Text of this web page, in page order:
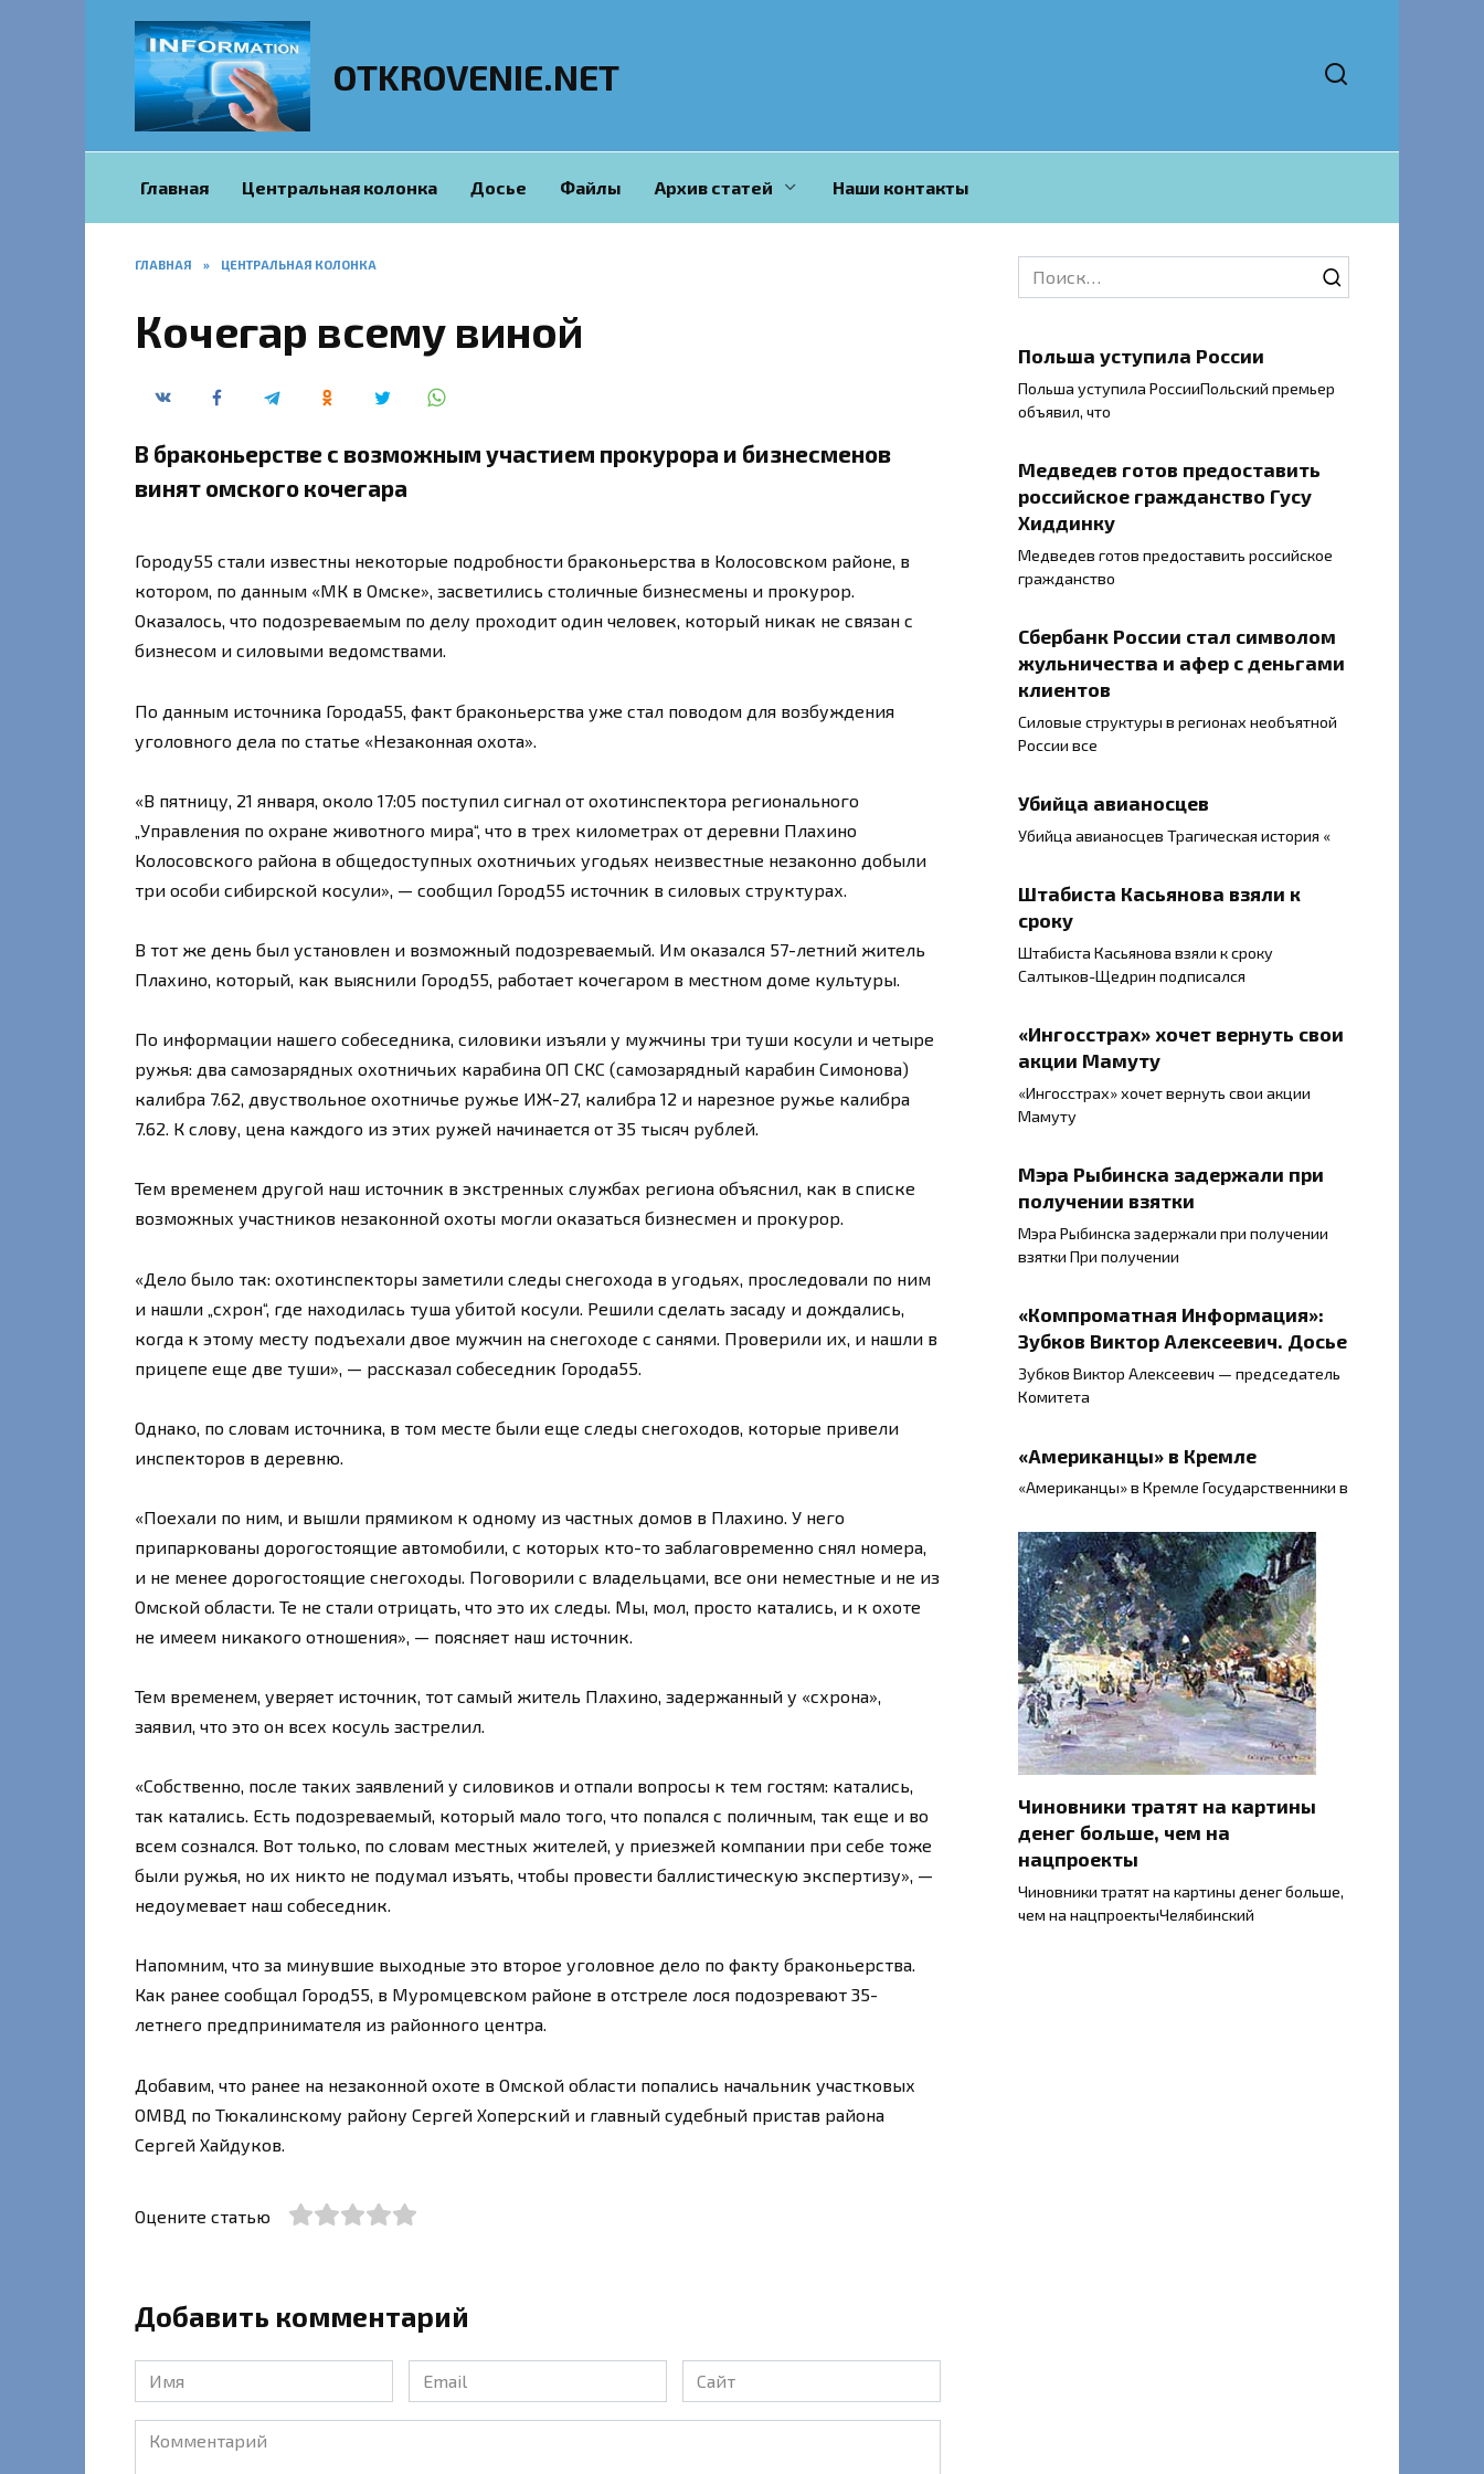
OTKROVENIE.NET
Главная Центральная колонка Досье Файлы Архив статей Наши контакты
ГЛАВНАЯ » ЦЕНТРАЛЬНАЯ КОЛОНКА
Кочегар всему виной
В браконьерстве с возможным участием прокурора и бизнесменов
винят омского кочегара
Городу55 стали известны некоторые подробности браконьерства в Колосовском районе, в
котором, по данным «МК в Омске», засветились столичные бизнесмены и прокурор.
Оказалось, что подозреваемым по делу проходит один человек, который никак не связан с
бизнесом и силовыми ведомствами.
По данным источника Города55, факт браконьерства уже стал поводом для возбуждения
уголовного дела по статье «Незаконная охота».
«В пятницу, 21 января, около 17:05 поступил сигнал от охотинспектора регионального
„Управления по охране животного мира“, что в трех километрах от деревни Плахино
Колосовского района в общедоступных охотничьих угодьях неизвестные незаконно добыли
три особи сибирской косули», — сообщил Город55 источник в силовых структурах.
В тот же день был установлен и возможный подозреваемый. Им оказался 57-летний житель
Плахино, который, как выяснили Город55, работает кочегаром в местном доме культуры.
По информации нашего собеседника, силовики изъяли у мужчины три туши косули и четыре
ружья: два самозарядных охотничьих карабина ОП СКС (самозарядный карабин Симонова)
калибра 7.62, двуствольное охотничье ружье ИЖ-27, калибра 12 и нарезное ружье калибра
7.62. К слову, цена каждого из этих ружей начинается от 35 тысяч рублей.
Тем временем другой наш источник в экстренных службах региона объяснил, как в списке
возможных участников незаконной охоты могли оказаться бизнесмен и прокурор.
«Дело было так: охотинспекторы заметили следы снегохода в угодьях, проследовали по ним
и нашли „схрон“, где находилась туша убитой косули. Решили сделать засаду и дождались,
когда к этому месту подъехали двое мужчин на снегоходе с санями. Проверили их, и нашли в
прицепе еще две туши», — рассказал собеседник Города55.
Однако, по словам источника, в том месте были еще следы снегоходов, которые привели
инспекторов в деревню.
«Поехали по ним, и вышли прямиком к одному из частных домов в Плахино. У него
припаркованы дорогостоящие автомобили, с которых кто-то заблаговременно снял номера,
и не менее дорогостоящие снегоходы. Поговорили с владельцами, все они неместные и не из
Омской области. Те не стали отрицать, что это их следы. Мы, мол, просто катались, и к охоте
не имеем никакого отношения», — поясняет наш источник.
Тем временем, уверяет источник, тот самый житель Плахино, задержанный у «схрона»,
заявил, что это он всех косуль застрелил.
«Собственно, после таких заявлений у силовиков и отпали вопросы к тем гостям: катались,
так катались. Есть подозреваемый, который мало того, что попался с поличным, так еще и во
всем сознался. Вот только, по словам местных жителей, у приезжей компании при себе тоже
были ружья, но их никто не подумал изъять, чтобы провести баллистическую экспертизу», —
недоумевает наш собеседник.
Напомним, что за минувшие выходные это второе уголовное дело по факту браконьерства.
Как ранее сообщал Город55, в Муромцевском районе в отстреле лося подозревают 35-
летнего предпринимателя из районного центра.
Добавим, что ранее на незаконной охоте в Омской области попались начальник участковых
ОМВД по Тюкалинскому району Сергей Хоперский и главный судебный пристав района
Сергей Хайдуков.
Оцените статью
Добавить комментарий
Имя
*
Email
*
Сайт
Комментарий
Search
for:
Польша уступила России
Польша уступила РоссииПольский премьер
объявил, что
Медведев готов предоставить
российское гражданство Гусу
Хиддинку
Медведев готов предоставить российское
гражданство
Сбербанк России стал символом
жульничества и афер с деньгами
клиентов
Силовые структуры в регионах необъятной
России все
Убийца авианосцев
Убийца авианосцев Трагическая история «
Штабиста Касьянова взяли к
сроку
Штабиста Касьянова взяли к сроку
Салтыков-Щедрин подписался
«Ингосстрах» хочет вернуть свои
акции Мамуту
«Ингосстрах» хочет вернуть свои акции
Мамуту
Мэра Рыбинска задержали при
получении взятки
Мэра Рыбинска задержали при получении
взятки При получении
«Компроматная Информация»:
Зубков Виктор Алексеевич. Досье
Зубков Виктор Алексеевич — председатель
Комитета
«Американцы» в Кремле
«Американцы» в Кремле Государственники в
Чиновники тратят на картины
денег больше, чем на
нацпроекты
Чиновники тратят на картины денег больше,
чем на нацпроектыЧелябинский